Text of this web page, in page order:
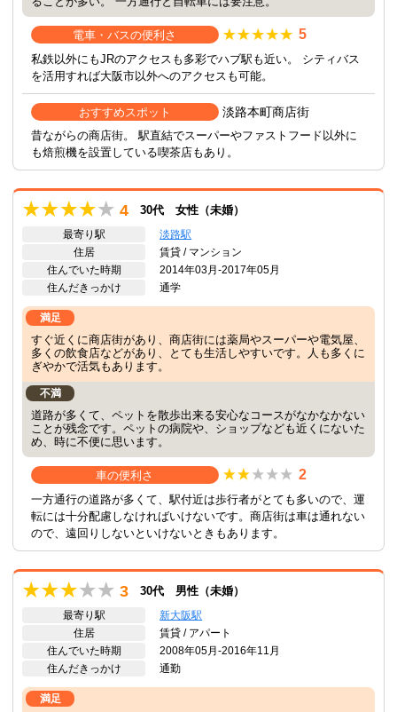
電車・バスの便利さ 5
私鉄以外にもJRのアクセスも多彩でハブ駅も近い。 シティバス
を活用すれば大阪市以外へのアクセスも可能。
おすすめスポット 淡路本町商店街
昔ながらの商店街。 駅直結でスーパーやファストフード以外に
も焙煎機を設置している喫茶店もあり。
4 30代 女性（未婚）
最寄り駅
淡路駅
住居
賃貸 / マンション
住んでいた時期
2014年03月-2017年05月
住んだきっかけ
通学
満足
すぐ近くに商店街があり、商店街には薬局やスーパーや電気屋、
多くの飲食店などがあり、とても生活しやすいです。人も多くに
ぎやかで活気もあります。
不満
道路が多くて、ペットを散歩出来る安心なコースがなかなかない
ことが残念です。ペットの病院や、ショップなども近くにないた
め、時に不便に思います。
車の便利さ 2
一方通行の道路が多くて、駅付近は歩行者がとても多いので、運
転には十分配慮しなければいけないです。商店街は車は通れない
ので、遠回りしないといけないときもあります。
3 30代 男性（未婚）
最寄り駅
新大阪駅
住居
賃貸 / アパート
住んでいた時期
2008年05月-2016年11月
住んだきっかけ
通勤
満足